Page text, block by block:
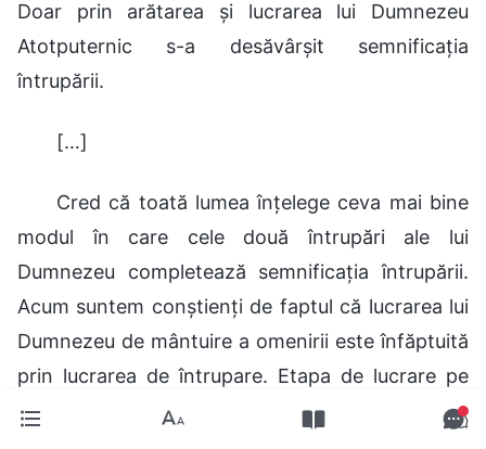
Doar prin arătarea și lucrarea lui Dumnezeu
Atotputernic s-a desăvârșit semnificația
întrupării.
[…]
Cred că toată lumea înțelege ceva mai bine
modul în care cele două întrupări ale lui
Dumnezeu completează semnificația întrupării.
Acum suntem conștienți de faptul că lucrarea lui
Dumnezeu de mântuire a omenirii este înfăptuită
prin lucrarea de întrupare. Etapa de lucrare pe
care a înfăptuit-o Domnul Isus a fost lucrarea de